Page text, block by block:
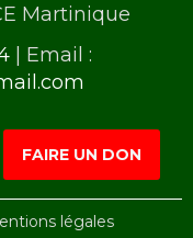
Martinique
| Email :
FAIRE UN DON
légales